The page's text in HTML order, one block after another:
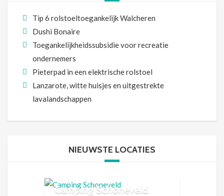
Tip 6 rolstoeltoegankelijk Walcheren
Dushi Bonaire
Toegankelijkheidssubsidie voor recreatie
ondernemers
Pieterpad in een elektrische rolstoel
Lanzarote, witte huisjes en uitgestrekte
lavalandschappen
NIEUWSTE LOCATIES
Camping Schoneveld